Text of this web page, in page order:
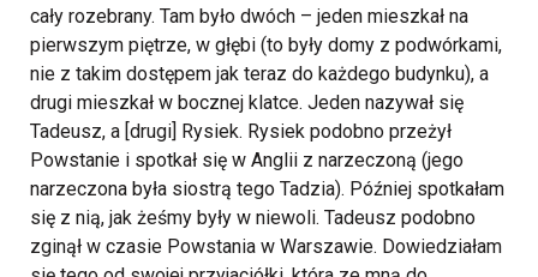
cały rozebrany. Tam było dwóch – jeden mieszkał na
pierwszym piętrze, w głębi (to były domy z podwórkami,
nie z takim dostępem jak teraz do każdego budynku), a
drugi mieszkał w bocznej klatce. Jeden nazywał się
Tadeusz, a [drugi] Rysiek. Rysiek podobno przeżył
Powstanie i spotkał się w Anglii z narzeczoną (jego
narzeczona była siostrą tego Tadzia). Później spotkałam
się z nią, jak żeśmy były w niewoli. Tadeusz podobno
zginął w czasie Powstania w Warszawie. Dowiedziałam